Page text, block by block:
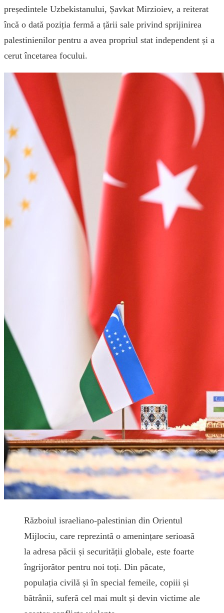
președintele Uzbekistanului, Șavkat Mirzioiev, a reiterat
încă o dată poziția fermă a țării sale privind sprijinirea
palestinienilor pentru a avea propriul stat independent și a
cerut încetarea focului.
Războiul israeliano-palestinian din Orientul
Mijlociu, care reprezintă o amenințare serioasă
la adresa păcii și securității globale, este foarte
îngrijorător pentru noi toți. Din păcate,
populația civilă și în special femeile, copiii și
bătrânii, suferă cel mai mult și devin victime ale